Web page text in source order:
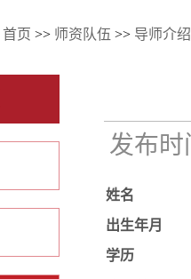
首页 >> 师资队伍 >> 导师介绍
发布
姓名
出生年月
学历